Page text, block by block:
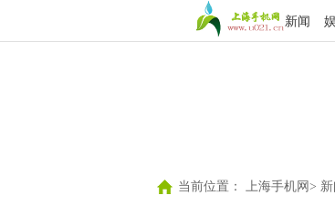
新闻
当前位置： 上海手机网 > 新